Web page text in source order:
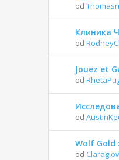
od
Клиника
od
Jouez et
od
od
Wolf Gold
od